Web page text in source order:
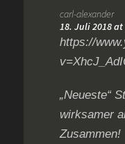
carl-alexander
18. Juli 2018 at
https://
„Neueste“
wirksamer
Zusammen!